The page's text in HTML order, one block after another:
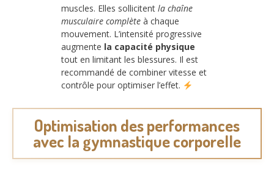
muscles. Elles sollicitent la chaîne
musculaire complète à chaque
mouvement. L’intensité progressive
augmente la capacité physique
tout en limitant les blessures. Il est
recommandé de combiner vitesse et
contrôle pour optimiser l’effet.
Optimisation des performances
avec la gymnastique corporelle